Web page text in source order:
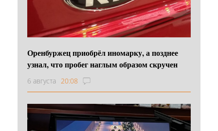
Оренбуржец приобрёл иномарку, а позднее
узнал, что пробег наглым образом скручен
6 августа 20:08